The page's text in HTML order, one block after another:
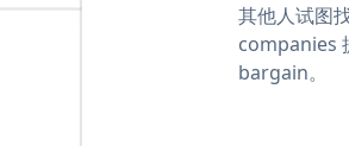
其他人试图
companies
bargain。